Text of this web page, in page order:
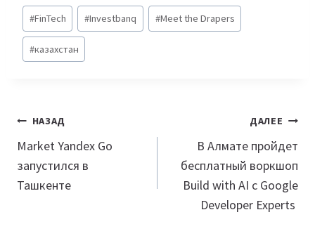
Метки
записи:
#FinTech #Investbanq #Meet the Drapers
#казахстан
Навигация
по
записям
НАЗАД
Market Yandex Go
запустился в
Ташкенте
ДАЛЕЕ
В Алмате пройдет
бесплатный воркшоп
Build with AI с Google
Developer Experts